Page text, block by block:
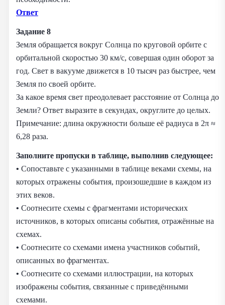
Ответ
Задание 8
Земля обращается вокруг Солнца по круговой орбите с
орбитальной скоростью 30 км/с, совершая один оборот за
год. Свет в вакууме движется в 10 тысяч раз быстрее, чем
Земля по своей орбите.
За какое время свет преодолевает расстояние от Солнца до
Земли? Ответ выразите в секундах, округлите до целых.
Примечание: длина окружности больше её радиуса в 2π ≈
6,28 раза.
Заполните пропуски в таблице, выполнив следующее:
• Сопоставьте с указанными в таблице веками схемы, на
которых отражены события, произошедшие в каждом из
этих веков.
• Соотнесите схемы с фрагментами исторических
источников, в которых описаны события, отражённые на
схемах.
• Соотнесите со схемами имена участников событий,
описанных во фрагментах.
• Соотнесите со схемами иллюстрации, на которых
изображены события, связанные с приведёнными
схемами.